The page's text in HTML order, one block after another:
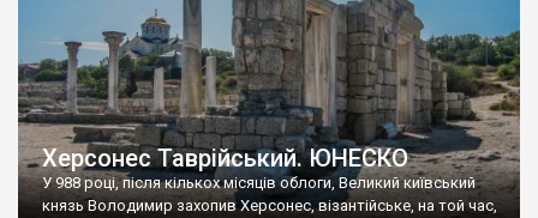
Херсонес Таврійський. ЮНЕСКО
У 988 році, після кількох місяців облоги, Великий київський
князь Володимир захопив Херсонес, візантійське, на той час,